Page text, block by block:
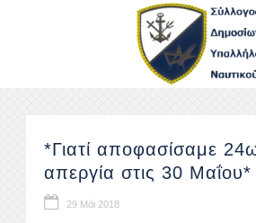
*Γιατί αποφασίσαμε
απεργία στις 30 Μαΐου*
29 Μάι 2018